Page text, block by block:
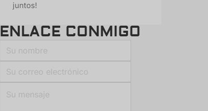
juntos!
ENLACE CONMIGO